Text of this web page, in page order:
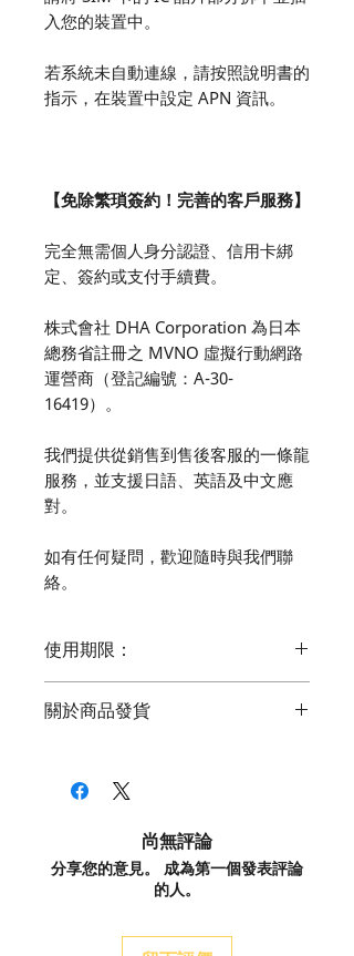
入您的裝置中。
若系統未自動連線，請按照說明書的
指示，在裝置中設定 APN 資訊。
【免除繁瑣簽約！完善的客戶服務】
完全無需個人身分認證、信用卡綁
定、簽約或支付手續費。
株式會社 DHA Corporation 為日本
總務省註冊之 MVNO 虛擬行動網路
運營商（登記編號：A-30-
16419）。
我們提供從銷售到售後客服的一條龍
服務，並支援日語、英語及中文應
對。
如有任何疑問，歡迎隨時與我們聯
絡。
使用期限：
15GB：2026/9/17
請注意，我們不接受任何因過期日期
而產生的退貨或退款。
關於商品發貨
遞）”配送。
碼將在商品發貨後透過系統發送之電子
郵件通知您。
黑貓宅急便之追蹤服務
- 若出發日期臨近或需急用商品，請聯
尚無評論
分享您的意見。 成為第一個發表評論
的人。